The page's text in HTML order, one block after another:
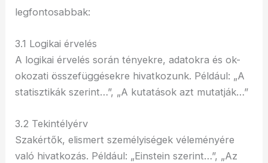
legfontosabbak:
3.1 Logikai érvelés
A logikai érvelés során tényekre, adatokra és ok-
okozati összefüggésekre hivatkozunk. Például: „A
statisztikák szerint…”, „A kutatások azt mutatják…”
3.2 Tekintélyérv
Szakértők, elismert személyiségek véleményére
való hivatkozás. Például: „Einstein szerint…”, „Az